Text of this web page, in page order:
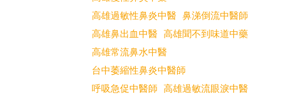
高雄過敏性鼻炎中醫 鼻涕倒流中醫師
高雄鼻出血中醫 高雄聞不到味道中藥
高雄常流鼻水中醫
台中萎縮性鼻炎中醫師
呼吸急促中醫師 高雄過敏流眼淚中醫